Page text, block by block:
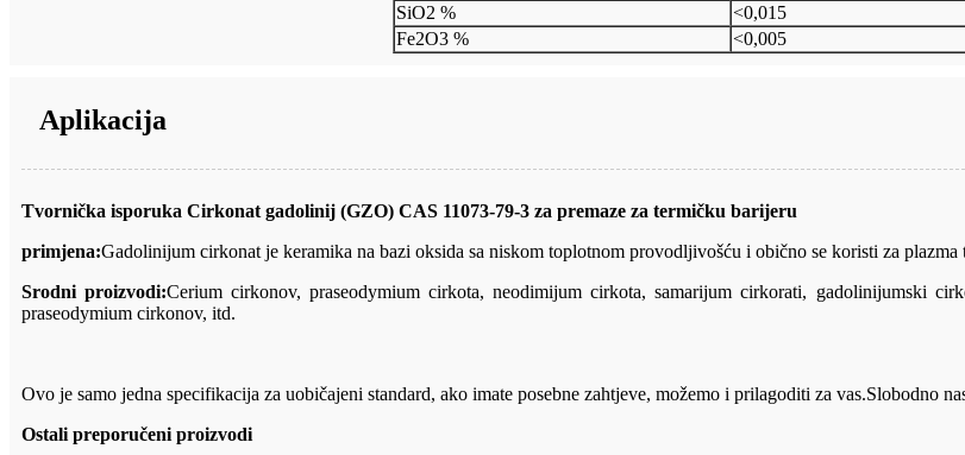
SiO2 %
<0,015
Fe2O3 %
<0,005
Aplikacija
Tvornička isporuka Cirkonat gadolinij (GZO) CAS 11073-79-3 za premaze za termičku barijeru
primjena:Gadolinijum cirkonat je keramika na bazi oksida sa niskom toplotnom provodljivošću i obično se koristi za
Srodni proizvodi:Cerium cirkonov, praseodymium cirkota, neodimijum cirkota, samarijum cirkorati, gadolinijumski
praseodymium cirkonov, itd.
Ovo je samo jedna specifikacija za uobičajeni standard, ako imate posebne zahtjeve, možemo i prilagoditi za vas.Slobodno
Ostali preporučeni proizvodi